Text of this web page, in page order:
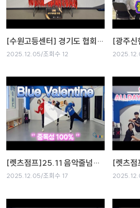
[수원고등센터] 경기도 협회장기 줄넘기 대회 참가~!!!
2025.12.05/조회수 12
[렛츠점프]25.11 음악줄넘기(홍보용)
2025.12.05/조회수 17